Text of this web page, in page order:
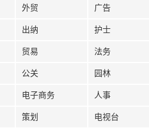
外贸 广告
出纳 护士
贸易 法务
公关 园林
电子商务 人事
策划 电视台